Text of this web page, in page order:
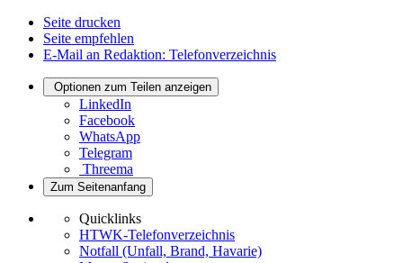
Seite drucken
Seite empfehlen
E-Mail an Redaktion: Telefonverzeichnis
Optionen zum Teilen anzeigen
LinkedIn
Facebook
WhatsApp
Telegram
Threema
Zum Seitenanfang
Quicklinks
HTWK-Telefonverzeichnis
Notfall (Unfall, Brand, Havarie)